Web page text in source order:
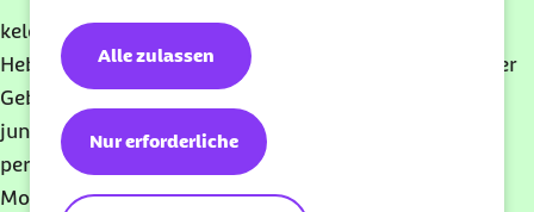
Nur erforderliche
Alle zulassen
keleya begleitet Sie mit dem Wissen erfahrener
Hebammen durch die besondere Zeit vor und nach der
Geburt. Mit On-demand-Video- und Audiokursen für
junge Väter und Mütter, individuellen Tipps und
persönlicher Beratung. Für Barmer Mitglieder zwölf
Monate lang kostenlos.